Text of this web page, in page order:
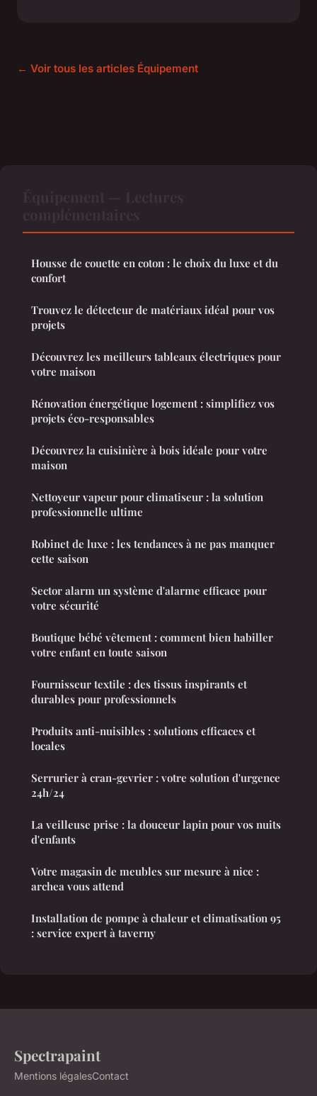
← Voir tous les articles Équipement
Housse de couette en coton : le choix du luxe et du
confort
Trouvez le détecteur de matériaux idéal pour vos
projets
Découvrez les meilleurs tableaux électriques pour
votre maison
Rénovation énergétique logement : simplifiez vos
projets éco-responsables
Découvrez la cuisinière à bois idéale pour votre
maison
Nettoyeur vapeur pour climatiseur : la solution
professionnelle ultime
Robinet de luxe : les tendances à ne pas manquer
cette saison
Sector alarm un système d'alarme efficace pour
votre sécurité
Boutique bébé vêtement : comment bien habiller
votre enfant en toute saison
Fournisseur textile : des tissus inspirants et
durables pour professionnels
Produits anti-nuisibles : solutions efficaces et
locales
Serrurier à cran-gevrier : votre solution d'urgence
24h/24
La veilleuse prise : la douceur lapin pour vos nuits
d'enfants
Votre magasin de meubles sur mesure à nice :
archea vous attend
Installation de pompe à chaleur et climatisation 95
: service expert à taverny
Spectrapaint
Mentions légalesContact